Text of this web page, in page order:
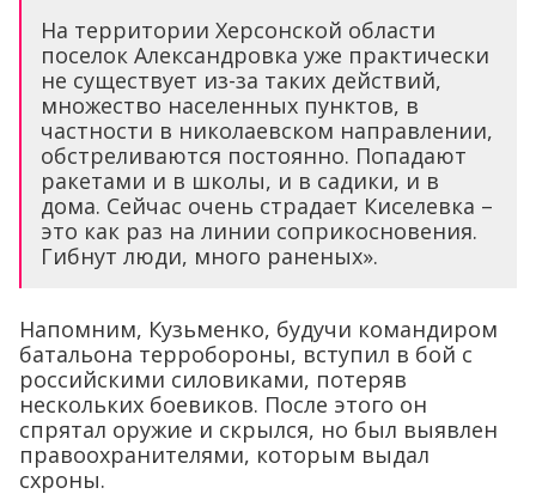
На территории Херсонской области
поселок Александровка уже практически
не существует из-за таких действий,
множество населенных пунктов, в
частности в николаевском направлении,
обстреливаются постоянно. Попадают
ракетами и в школы, и в садики, и в
дома. Сейчас очень страдает Киселевка –
это как раз на линии соприкосновения.
Гибнут люди, много раненых».
Напомним, Кузьменко, будучи командиром
батальона терробороны, вступил в бой с
российскими силовиками, потеряв
нескольких боевиков. После этого он
спрятал оружие и скрылся, но был выявлен
правоохранителями, которым выдал
схроны.